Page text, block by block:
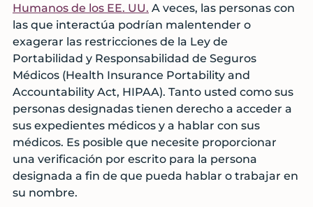
Humanos de los EE. UU. A veces, las personas con
las que interactúa podrían malentender o
exagerar las restricciones de la Ley de
Portabilidad y Responsabilidad de Seguros
Médicos (Health Insurance Portability and
Accountability Act, HIPAA). Tanto usted como sus
personas designadas tienen derecho a acceder a
sus expedientes médicos y a hablar con sus
médicos. Es posible que necesite proporcionar
una verificación por escrito para la persona
designada a fin de que pueda hablar o trabajar en
su nombre.